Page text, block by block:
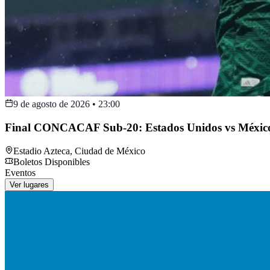
9 de agosto de 2026 • 23:00
Final CONCACAF Sub-20: Estados Unidos vs
Estadio Azteca, Ciudad de México
Boletos Disponibles
Eventos
Ver lugares